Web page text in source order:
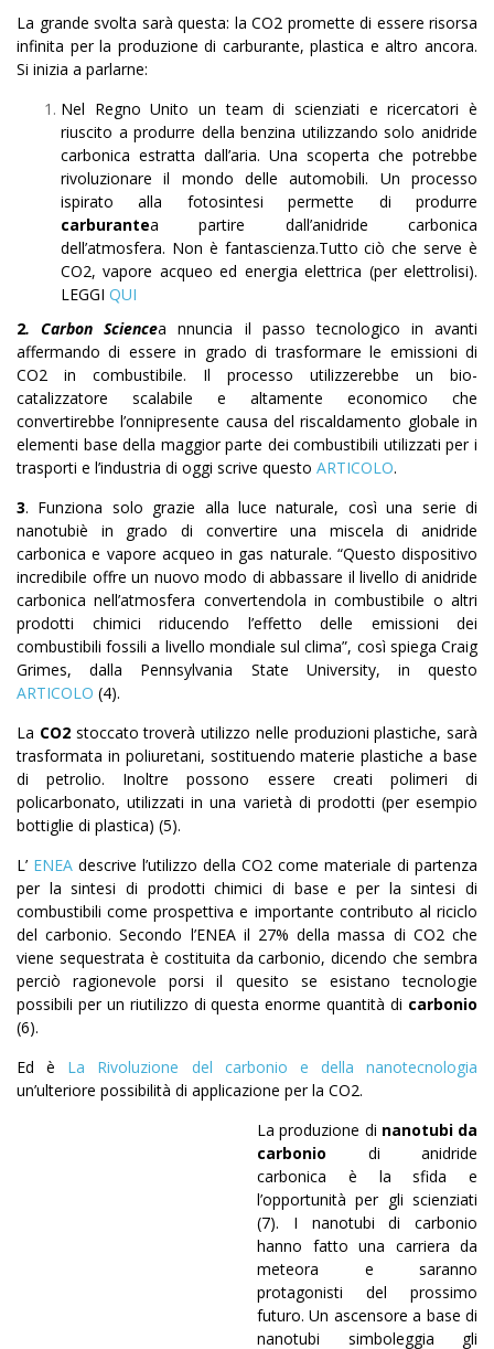
La grande svolta sarà questa: la CO2 promette di essere risorsa
infinita per la produzione di carburante, plastica e altro ancora.
Si inizia a parlarne:
Nel Regno Unito un team di scienziati e ricercatori è
riuscito a produrre della benzina utilizzando solo anidride
carbonica estratta dall’aria. Una scoperta che potrebbe
rivoluzionare il mondo delle automobili. Un processo
ispirato alla fotosintesi permette di produrre
carburantea partire dall’anidride carbonica
dell’atmosfera. Non è fantascienza.Tutto ciò che serve è
CO2, vapore acqueo ed energia elettrica (per elettrolisi).
LEGGI QUI
2. Carbon Sciencea nnuncia il passo tecnologico in avanti
affermando di essere in grado di trasformare le emissioni di
CO2 in combustibile. Il processo utilizzerebbe un bio-
catalizzatore scalabile e altamente economico che
convertirebbe l’onnipresente causa del riscaldamento globale in
elementi base della maggior parte dei combustibili utilizzati per i
trasporti e l’industria di oggi scrive questo ARTICOLO.
3. Funziona solo grazie alla luce naturale, così una serie di
nanotubiè in grado di convertire una miscela di anidride
carbonica e vapore acqueo in gas naturale. “Questo dispositivo
incredibile offre un nuovo modo di abbassare il livello di anidride
carbonica nell’atmosfera convertendola in combustibile o altri
prodotti chimici riducendo l’effetto delle emissioni dei
combustibili fossili a livello mondiale sul clima”, così spiega Craig
Grimes, dalla Pennsylvania State University, in questo
ARTICOLO (4).
La CO2stoccato troverà utilizzo nelle produzioni plastiche, sarà
trasformata in poliuretani, sostituendo materie plastiche a base
di petrolio. Inoltre possono essere creati polimeri di
policarbonato, utilizzati in una varietà di prodotti (per esempio
bottiglie di plastica) (5).
L’ ENEA descrive l’utilizzo della CO2 come materiale di partenza
per la sintesi di prodotti chimici di base e per la sintesi di
combustibili come prospettiva e importante contributo al riciclo
del carbonio. Secondo l’ENEA il 27% della massa di CO2 che
viene sequestrata è costituita da carbonio, dicendo che sembra
perciò ragionevole porsi il quesito se esistano tecnologie
possibili per un riutilizzo di questa enorme quantità di carbonio
(6).
Ed è La Rivoluzione del carbonio e della nanotecnologia
un’ulteriore possibilità di applicazione per la CO2.
La produzione di nanotubi da
carbonio di anidride
carbonica è la sfida e
l’opportunità per gli scienziati
(7). I nanotubi di carbonio
hanno fatto una carriera da
meteora e saranno
protagonisti del prossimo
futuro. Un ascensore a base di
nanotubi simboleggia gli